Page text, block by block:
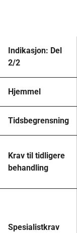
Indikasjon: Del
2/2
Hjemmel
Tidsbegrensning
Krav til tidligere
behandling
Spesialistkrav